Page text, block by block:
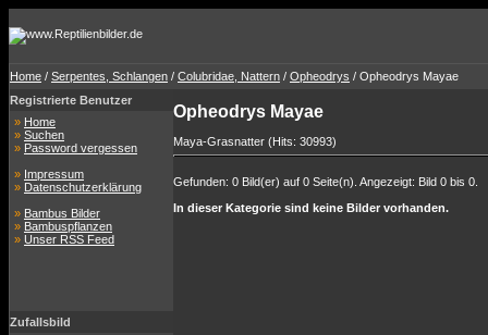
Home / Serpentes, Schlangen / Colubridae, Nattern / Opheodrys / Opheodrys Mayae
Registrierte Benutzer
» Home
» Suchen
» Password vergessen
» Impressum
» Datenschutzerklärung
» Bambus Bilder
» Bambuspflanzen
» Unser RSS Feed
Zufallsbild
Opheodrys Mayae
Maya-Grasnatter (Hits: 30993)
Gefunden: 0 Bild(er) auf 0 Seite(n). Angezeigt: Bild 0 bis 0.
In dieser Kategorie sind keine Bilder vorhanden.